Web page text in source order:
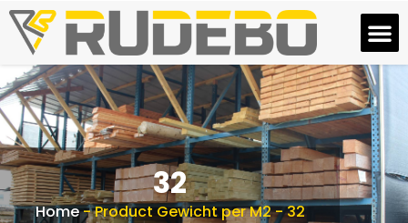
32
Home-Product Gewicht per M2-32